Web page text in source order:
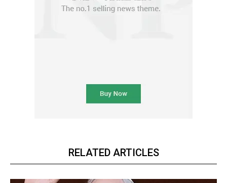
RELATED ARTICLES